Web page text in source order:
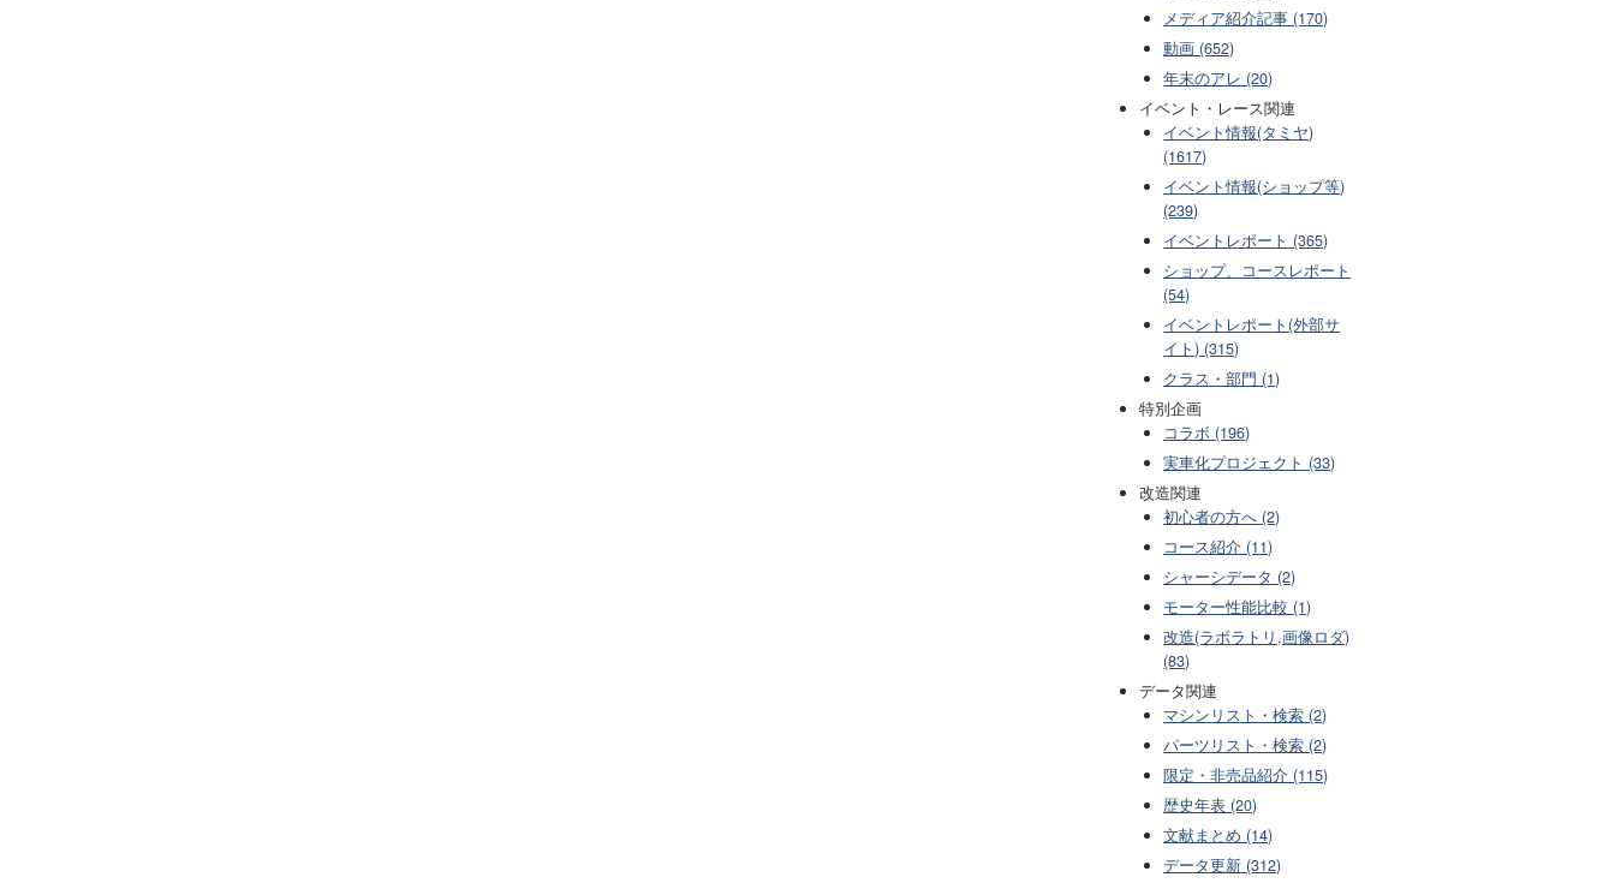
メディア紹介記事 (170)
動画 (652)
年末のアレ (20)
イベント・レース関連
イベント情報(タミヤ)
(1617)
イベント情報(ショップ等)
(239)
イベントレポート (365)
ショップ、コースレポート
(54)
イベントレポート(外部サ
イト) (315)
クラス・部門 (1)
特別企画
コラボ (196)
実車化プロジェクト (33)
改造関連
初心者の方へ (2)
コース紹介 (11)
シャーシデータ (2)
モーター性能比較 (1)
改造(ラボラトリ,画像ロダ)
(83)
データ関連
マシンリスト・検索 (2)
パーツリスト・検索 (2)
限定・非売品紹介 (115)
歴史年表 (20)
文献まとめ (14)
データ更新 (312)